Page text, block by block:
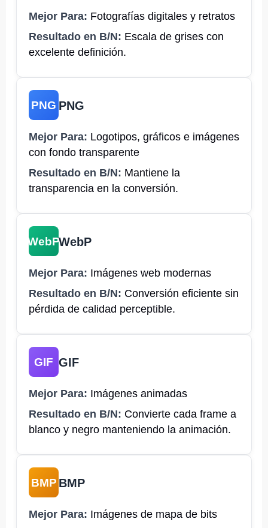
Mejor Para: Fotografías digitales y retratos
Resultado en B/N: Escala de grises con
excelente definición.
PNG PNG
Mejor Para: Logotipos, gráficos e imágenes
con fondo transparente
Resultado en B/N: Mantiene la
transparencia en la conversión.
WebPWebP
Mejor Para: Imágenes web modernas
Resultado en B/N: Conversión eficiente sin
pérdida de calidad perceptible.
GIF GIF
Mejor Para: Imágenes animadas
Resultado en B/N: Convierte cada frame a
blanco y negro manteniendo la animación.
BMP BMP
Mejor Para: Imágenes de mapa de bits